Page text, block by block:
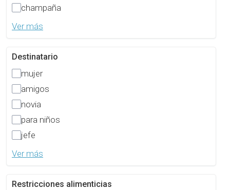
champaña
Ver más
Destinatario
mujer
amigos
novia
para niños
jefe
Ver más
Restricciones alimenticias